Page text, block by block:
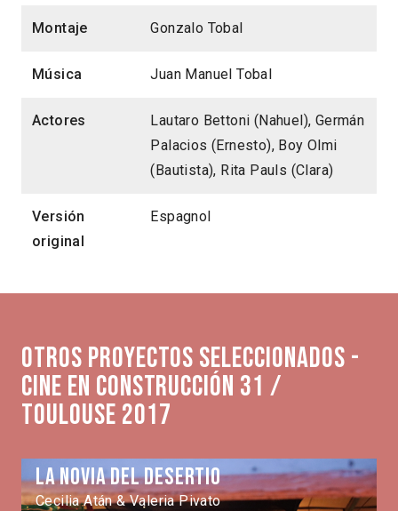
Montaje Gonzalo Tobal
Música Juan Manuel Tobal
Actores
Lautaro Bettoni (Nahuel), Germán
Palacios (Ernesto), Boy Olmi
(Bautista), Rita Pauls (Clara)
Versión
original
Espagnol
Otros proyectos seleccionados -
Cine en Construcción 31 /
Toulouse 2017
La novia del desertio
Cecilia Atán & Valeria Pivato